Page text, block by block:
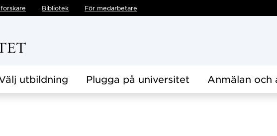
Bibliotek För medarbetare
utbildning Plugga på universitet Anmälan och